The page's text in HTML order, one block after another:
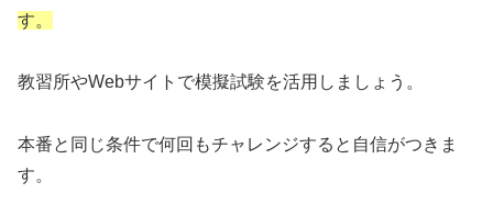
す。
教習所やWebサイトで模擬試験を活用しましょう。
本番と同じ条件で何回もチャレンジすると自信がつきま
す。